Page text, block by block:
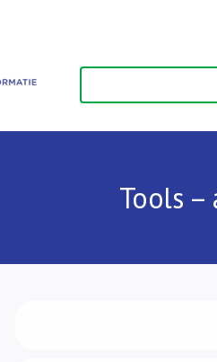
Tools –